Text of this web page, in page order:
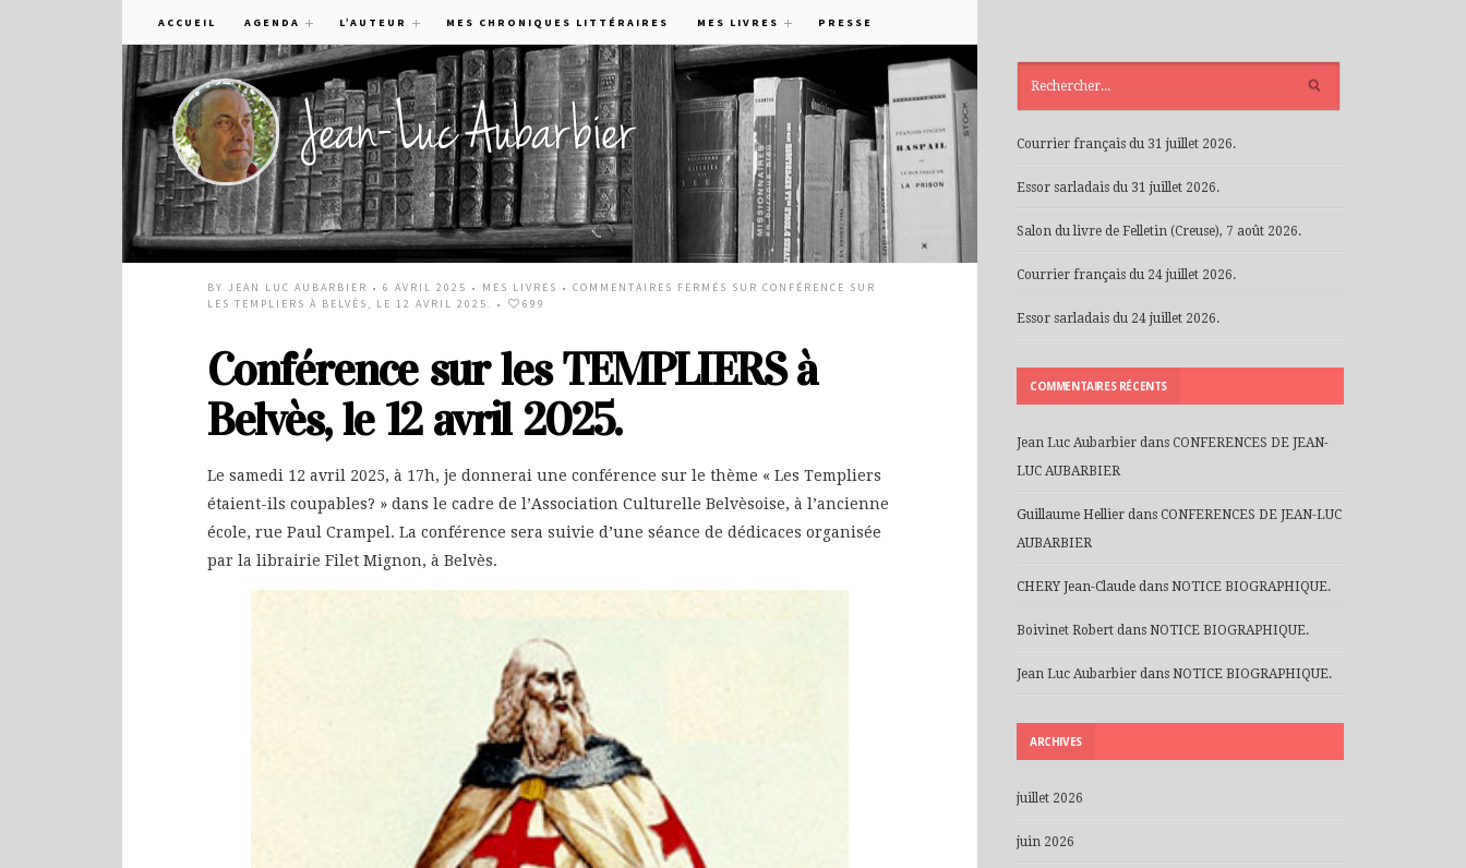
ACCUEIL AGENDA L’AUTEUR MES CHRONIQUES LITTÉRAIRES MES LIVRES PRESSE
BYJEAN LUC AUBARBIER • 6 AVRIL 2025 • MES LIVRES •COMMENTAIRES FERMÉS SUR CONFÉRENCE SUR
LES TEMPLIERS À BELVÈS, LE 12 AVRIL 2025. • 699
Conférence sur les TEMPLIERS à
Belvès, le 12 avril 2025.
Le samedi 12 avril 2025, à 17h, je donnerai une conférence sur le thème « Les Templiers
étaient-ils coupables? » dans le cadre de l’Association Culturelle Belvèsoise, à l’ancienne
école, rue Paul Crampel. La conférence sera suivie d’une séance de dédicaces organisée
par la librairie Filet Mignon, à Belvès.
Courrier français du 31 juillet 2026.
Essor sarladais du 31 juillet 2026.
Salon du livre de Felletin (Creuse), 7 août 2026.
Courrier français du 24 juillet 2026.
Essor sarladais du 24 juillet 2026.
COMMENTAIRES RÉCENTS
Jean Luc Aubarbier dans CONFERENCES DE JEAN-
LUC AUBARBIER
Guillaume Hellier dans CONFERENCES DE JEAN-LUC
AUBARBIER
CHERY Jean-Claude dans NOTICE BIOGRAPHIQUE.
Boivinet Robert dans NOTICE BIOGRAPHIQUE.
Jean Luc Aubarbier dans NOTICE BIOGRAPHIQUE.
ARCHIVES
juillet 2026
juin 2026